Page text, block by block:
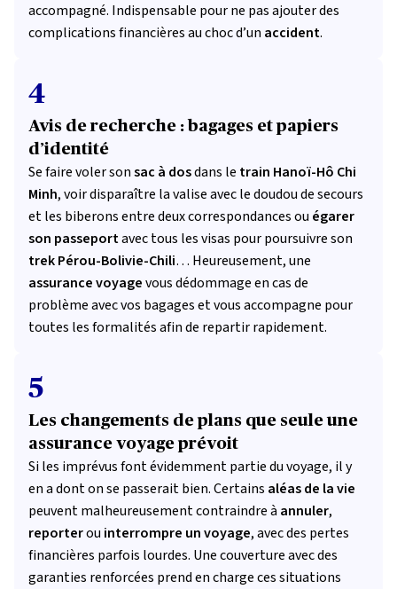
accompagné. Indispensable pour ne pas ajouter des
complications financières au choc d’un accident.
4
Avis de recherche : bagages et papiers
d’identité
Se faire voler sonsac à dosdans le train Hanoï-Hô Chi
Minh, voir disparaître la valise avec le doudou de secours
et les biberons entre deux correspondances ou égarer
son passeportavec tous les visas pour poursuivre son
trek Pérou-Bolivie-Chili… Heureusement, une
assurance voyagevous dédommage en cas de
problème avec vos bagages et vous accompagne pour
toutes les formalités afin de repartir rapidement.
5
Les changements de plans que seule une
assurance voyage prévoit
Si les imprévus font évidemment partie du voyage, il y
en a dont on se passerait bien. Certains aléas de la vie
peuvent malheureusement contraindre à annuler,
reporterou interrompre un voyage, avec des pertes
financières parfois lourdes. Une couverture avec des
garanties renforcées prend en charge ces situations